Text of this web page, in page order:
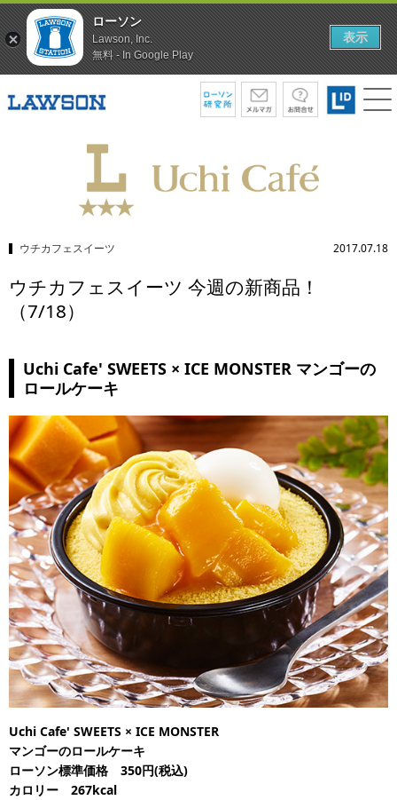
ウチカフェスイーツ 2017.07.18
ウチカフェスイーツ 今週の新商品！
（7/18）
Uchi Cafe' SWEETS × ICE MONSTER マンゴーの
ロールケーキ
Uchi Cafe' SWEETS × ICE MONSTER
マンゴーのロールケーキ
ローソン標準価格 350円(税込)
カロリー 267kcal
ローソン
Lawson, Inc.
無料 - In Google Play
表示